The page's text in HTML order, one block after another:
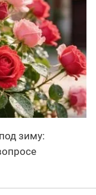
зиму: